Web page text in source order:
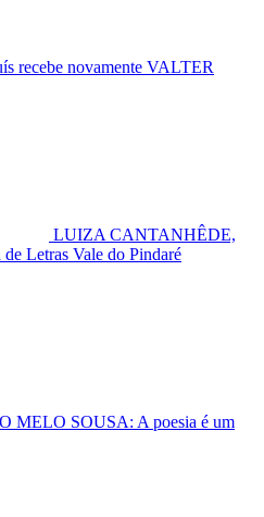
recebe novamente VALTER
LUIZA CANTANHÊDE,
Letras Vale do Pindaré
MELO SOUSA: A poesia é um